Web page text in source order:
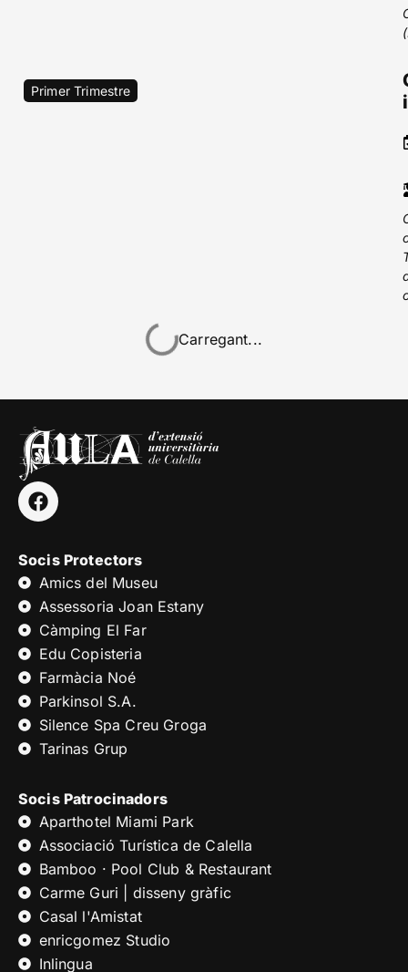
Primer Trimestre
Carregant...
Socis Protectors
Amics del Museu
Assessoria Joan Estany
Càmping El Far
Edu Copisteria
Farmàcia Noé
Parkinsol S.A.
Silence Spa Creu Groga
Tarinas Grup
Socis Patrocinadors
Aparthotel Miami Park
Associació Turística de Calella
Bamboo · Pool Club & Restaurant
Carme Guri | disseny gràfic
Casal l'Amistat
enricgomez Studio
Inlingua